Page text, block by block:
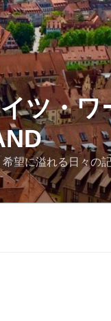
ツ・ワ
望に溢れる日々の